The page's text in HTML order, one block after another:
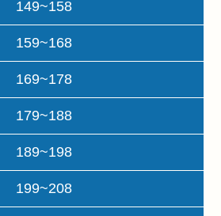
149~158
159~168
169~178
179~188
189~198
199~208